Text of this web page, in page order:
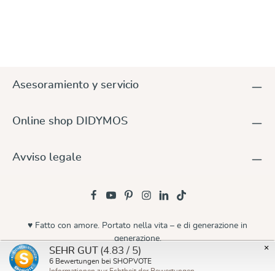
Asesoramiento y servicio
Online shop DIDYMOS
Avviso legale
© 2026 Didymos
♥ Fatto con amore. Portato nella vita – e di generazione in
generazione.
×
SEHR GUT (4.83 / 5)
6 Bewertungen bei SHOPVOTE